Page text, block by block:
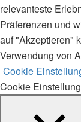
relevanteste
Präferenzen und
auf "Akzeptieren"
Verwendung von
Cookie
Cookie